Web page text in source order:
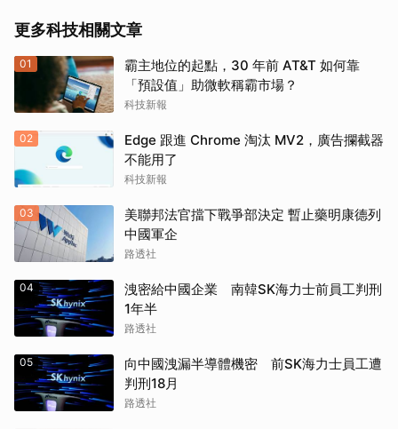
更多科技相關文章
01
霸主地位的起點，30 年前 AT&T 如何靠
「預設值」助微軟稱霸市場？
科技新報
02
Edge 跟進 Chrome 淘汰 MV2，廣告攔截器
不能用了
科技新報
03
美聯邦法官擋下戰爭部決定 暫止藥明康德列
中國軍企
路透社
04
洩密給中國企業 南韓SK海力士前員工判刑
1年半
路透社
05
向中國洩漏半導體機密 前SK海力士員工遭
判刑18月
路透社
取消